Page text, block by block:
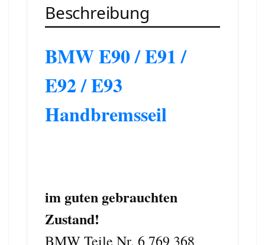
Beschreibung
BMW E90 / E91 /
E92 / E93
Handbremsseil
im guten gebrauchten
Zustand!
BMW Teile Nr. 6 769 368